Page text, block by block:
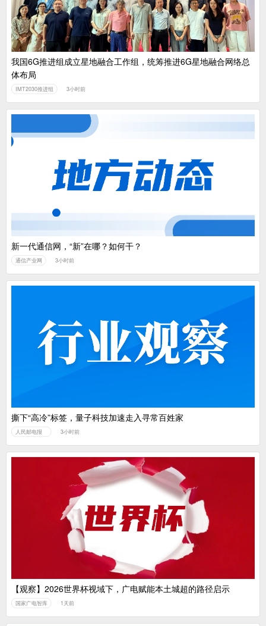
我国6G推进组成立星地融合工作组，统筹推进6G星地融合网络总
体布局
IMT2030推进组 3小时前
新一代通信网，“新”在哪？如何干？
通信产业网 3小时前
撕下“高冷”标签，量子科技加速走入寻常百姓家
人民邮电报 3小时前
【观察】2026世界杯视域下，广电赋能本土城超的路径启示
国家广电智库 1天前